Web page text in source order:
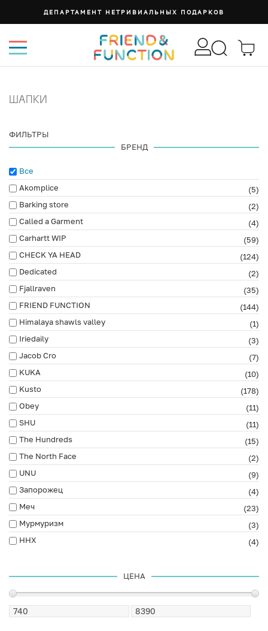
ДЕПАРТАМЕНТ НЕТРИВИАЛЬНЫХ ПОДАРКОВ
ШАПКИ
ФИЛЬТРЫ
БРЕНД
Все
Akomplice
(5)
Barking store
(2)
Called a Garment
(4)
Carhartt WIP
(59)
CHECK YA HEAD
(124)
Dedicated
(2)
Fjallraven
(35)
FRIEND FUNCTION
(144)
Himalaya shawls valley
(1)
Iriedaily
(3)
Jacob Cro
(7)
KUKA
(10)
Kusto
(178)
Obey
(11)
SHU
(11)
The Hundreds
(15)
The North Face
(2)
UNU
(9)
Запорожец
(4)
Меч
(23)
Мурмуризм
(3)
ННХ
(4)
ЦЕНА